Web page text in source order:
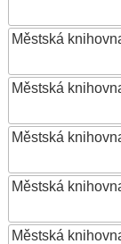
Městská
Městská
Městská
Městská
Městská